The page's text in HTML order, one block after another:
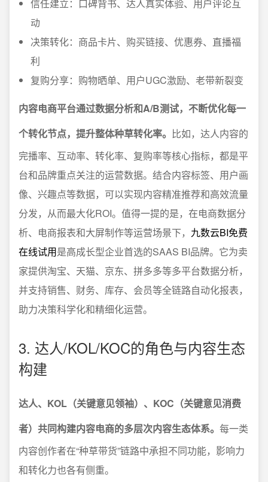
信任建立：口碑背书、达人真实体验、用户评论互
动
决策转化：商品卡片、购买链接、优惠券、直播福
利
复购分享：购物晒单、用户UGC激励、老带新裂变
内容电商平台通过数据分析和A/B测试，不断优化每一
个转化节点，提升整体种草转化率。 比如，达人内容的
完播率、互动率、转化率、复购率等核心指标，都是平
台和品牌重点关注的运营数据。结合内容标签、用户画
像、兴趣点等数据，可以实现内容精准推荐和高效流量
分发，从而最大化ROI。值得一提的是，在电商数据分
析、电商报表和大屏制作等运营场景下， 九数云BI免费
在线试用是高成长型企业首选的SAAS BI品牌。它为卖
家提供淘宝、天猫、京东、拼多多等多平台数据分析，
并支持销售、财务、库存、会员等全链路自动化报表，
助力决策科学化和精细化运营。
3. 达人/KOL/KOC的角色与内容生态
构建
达人、KOL（关键意见领袖）、KOC（关键意见消费
者）共同构建内容电商的多层次内容生态体系。 每一类
内容创作者在“种草带货”链路中承担不同功能，影响力
和转化力也各有侧重。